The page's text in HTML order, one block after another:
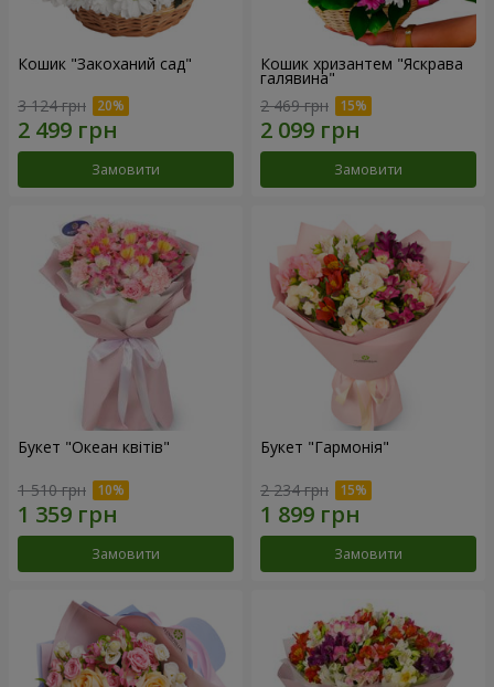
Кошик "Закоханий сад"
3 124 грн
Замовити
Кошик хризантем "Яскрава
галявина"
2 469 грн
Замовити
Букет "Океан квітів"
1 510 грн
Замовити
Букет "Гармонія"
2 234 грн
Замовити